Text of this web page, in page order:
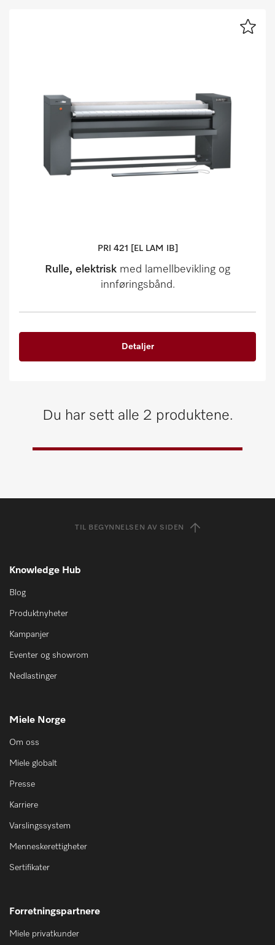
PRI 421 [EL LAM IB]
Rulle, elektrisk med lamellbevikling og
innføringsbånd.
Detaljer
Du har sett alle 2 produktene.
TIL BEGYNNELSEN AV SIDEN
Knowledge Hub
Blog
Produktnyheter
Kampanjer
Eventer og showrom
Nedlastinger
Miele Norge
Om oss
Miele globalt
Presse
Karriere
Varslingssystem
Menneskerettigheter
Sertifikater
Forretningspartnere
Miele privatkunder